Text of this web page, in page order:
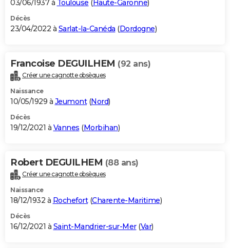
03/06/1937 à Toulouse ( Haute-Garonne)
Décès
23/04/2022 à Sarlat-la-Canéda (Dordogne)
Francoise DEGUILHEM (92 ans)
Créer une cagnotte obsèques
Naissance
10/05/1929 à Jeumont(Nord)
Décès
19/12/2021 à Vannes (Morbihan)
Robert DEGUILHEM (88 ans)
Créer une cagnotte obsèques
Naissance
18/12/1932 à Rochefort(Charente-Maritime)
Décès
16/12/2021 à Saint-Mandrier-sur-Mer(Var)